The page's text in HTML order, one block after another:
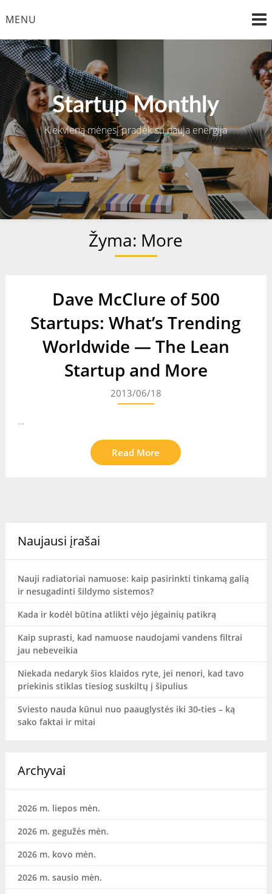
toMENU
Startup Monthly
Kiekvieną mėnesį pradėk su nauja energija
Žyma: More
Dave McClure of 500
Startups: What’s Trending
Worldwide — The Lean
Startup and More
2013/06/18
...
Read More
Naujausi įrašai
Nauji radiatoriai namuose: kaip pasirinkti tinkamą galią
ir nesugadinti šildymo sistemos?
Kada ir kodėl būtina atlikti vėjo jėgainių patikrą
Kaip suprasti, kad namuose naudojami vandens filtrai
jau nebeveikia
Niekada nedaryk šios klaidos ryte, jei nenori, kad tavo
priekinis stiklas tiesiog suskiltų į šipulius
Sviesto nauda kūnui nuo paauglystės iki 30‑ties – ką
sako faktai ir mitai
Archyvai
2026 m. liepos mėn.
2026 m. gegužės mėn.
2026 m. kovo mėn.
2026 m. sausio mėn.